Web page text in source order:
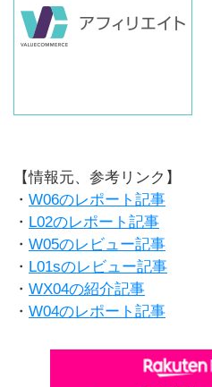
【情報元、参考リンク】
・ W06のレポート記事
・ L02のレポート記事
・ W05のレビュー記事
・ L01sのレビュー記事
・ WX04の紹介記事
・ W04のレポート記事